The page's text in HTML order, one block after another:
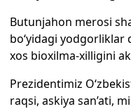
Butunjahon merosi
bo‘yidagi yodgorliklar
xos bioxilma-xilligini
Prezidentimiz
raqsi, askiya san’ati,